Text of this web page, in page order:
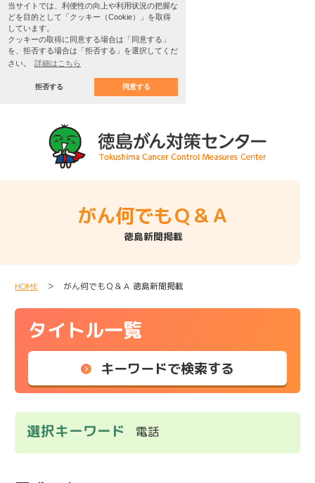
当サイトでは、利便性の向上や利用状況の把握な
どを目的として「クッキー（Cookie）」を取得
しています。
クッキーの取得に同意する場合は「同意する」
を、拒否する場合は「拒否する」を選択してくだ
さい。
詳細はこちら
拒否する 同意する
がん何でもＱ＆Ａ
徳島新聞掲載
HOME ＞ がん何でもＱ＆Ａ 徳島新聞掲載
タイトル一覧
キーワードで検索する
選択キーワード 電話